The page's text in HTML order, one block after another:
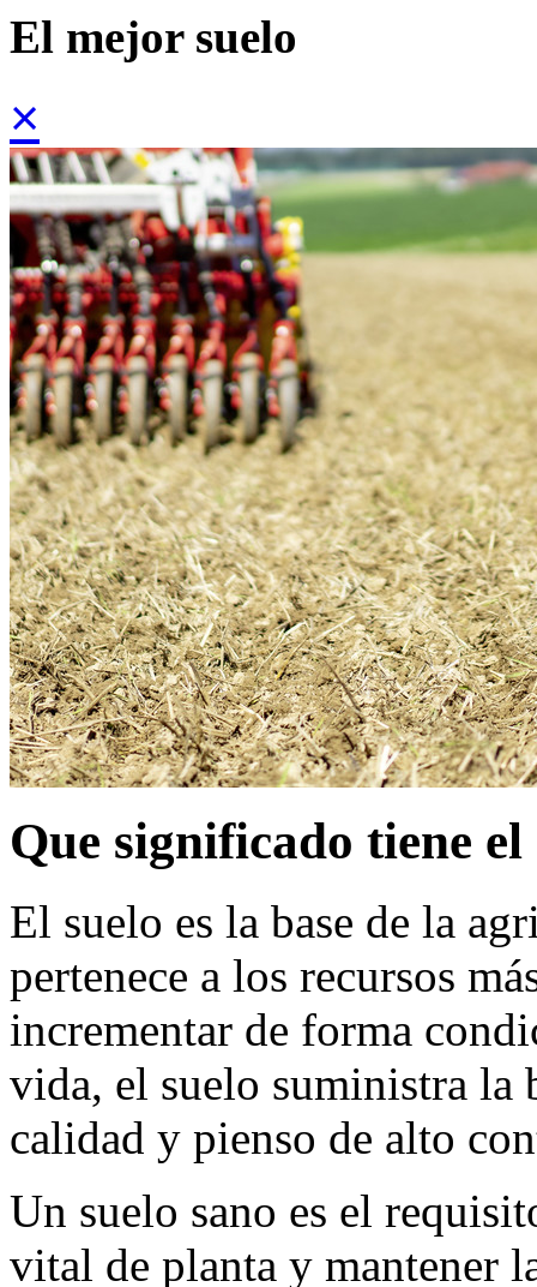
El mejor suelo
×
Que significado tiene el
El suelo es la base de la
pertenece a los recursos
incrementar de forma
vida, el suelo suministra la
calidad y pienso de alto
Un suelo sano es el
vital de planta y mantener